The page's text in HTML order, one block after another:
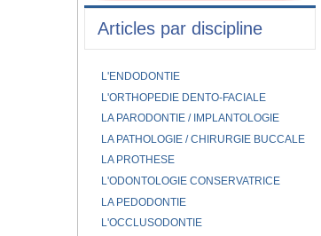
Articles par discipline
L'ENDODONTIE
L'ORTHOPEDIE DENTO-FACIALE
LA PARODONTIE / IMPLANTOLOGIE
LA PATHOLOGIE / CHIRURGIE BUCCALE
LA PROTHESE
L'ODONTOLOGIE CONSERVATRICE
LA PEDODONTIE
L'OCCLUSODONTIE